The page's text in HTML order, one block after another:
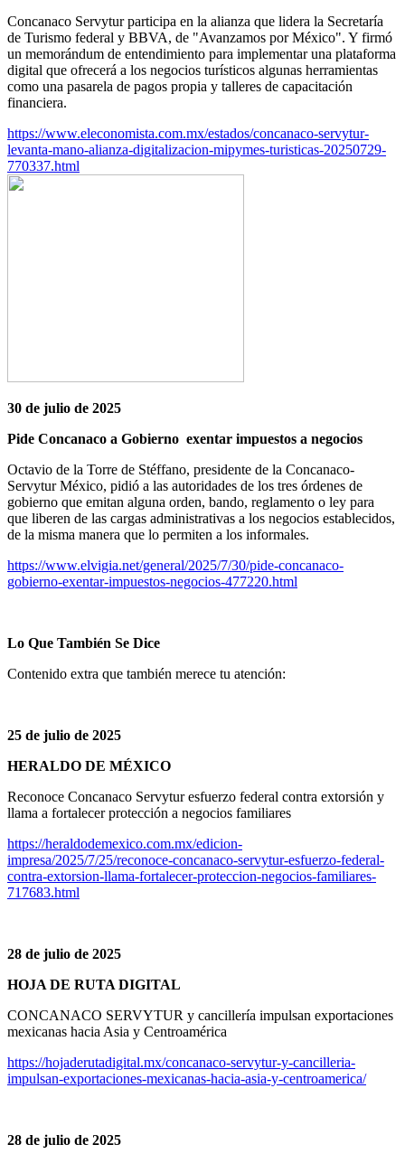
Concanaco Servytur participa en la alianza que lidera la Secretaría
de Turismo federal y BBVA, de "Avanzamos por México". Y firmó
un memorándum de entendimiento para implementar una plataforma
digital que ofrecerá a los negocios turísticos algunas herramientas
como una pasarela de pagos propia y talleres de capacitación
financiera.
https://www.eleconomista.com.mx/estados/concanaco-servytur-
levanta-mano-alianza-digitalizacion-mipymes-turisticas-20250729-
770337.html
30 de julio de 2025
Pide Concanaco a Gobierno exentar impuestos a negocios
Octavio de la Torre de Stéffano, presidente de la Concanaco-
Servytur México, pidió a las autoridades de los tres órdenes de
gobierno que emitan alguna orden, bando, reglamento o ley para
que liberen de las cargas administrativas a los negocios establecidos,
de la misma manera que lo permiten a los informales.
https://www.elvigia.net/general/2025/7/30/pide-concanaco-
gobierno-exentar-impuestos-negocios-477220.html
Lo Que También Se Dice
Contenido extra que también merece tu atención:
25 de julio de 2025
HERALDO DE MÉXICO
Reconoce Concanaco Servytur esfuerzo federal contra extorsión y
llama a fortalecer protección a negocios familiares
https://heraldodemexico.com.mx/edicion-
impresa/2025/7/25/reconoce-concanaco-servytur-esfuerzo-federal-
contra-extorsion-llama-fortalecer-proteccion-negocios-familiares-
717683.html
28 de julio de 2025
HOJA DE RUTA DIGITAL
CONCANACO SERVYTUR y cancillería impulsan exportaciones
mexicanas hacia Asia y Centroamérica
https://hojaderutadigital.mx/concanaco-servytur-y-cancilleria-
impulsan-exportaciones-mexicanas-hacia-asia-y-centroamerica/
28 de julio de 2025